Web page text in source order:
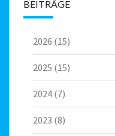
BEITRÄGE
2026 (15)
2025 (15)
2024 (7)
2023 (8)